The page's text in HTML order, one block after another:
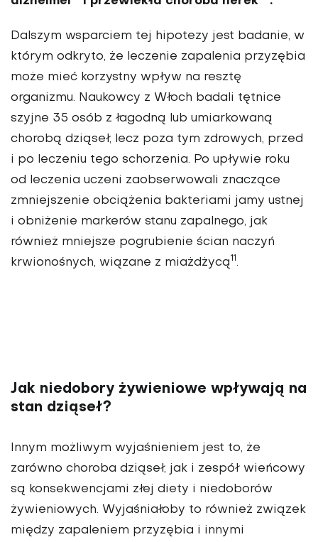
Dalszym wsparciem tej hipotezy jest badanie, w
którym odkryto, że leczenie zapalenia przyzę­bia
może mieć korzystny wpływ na resztę
organizmu. Naukowcy z Włoch badali tętnice
szyjne 35 osób z łagodną lub umiarkowaną
chorobą dziąseł, lecz poza tym zdro­wych, przed
i po leczeniu tego scho­rzenia. Po upływie roku
od leczenia uczeni zaobserwowali znaczące
zmniejszenie obciążenia bakteriami jamy ustnej
i obniżenie markerów stanu zapalnego, jak
również mniej­sze pogrubienie ścian naczyń
krwio­nośnych, wiązane z miażdżycą11 .
Jak niedobory żywieniowe wpływają na
stan dziąseł?
Innym możliwym wyjaśnieniem jest to, że
zarówno choroba dziąseł, jak i zespół wieńcowy
są konse­kwencjami złej diety i niedobo­rów
żywieniowych. Wyjaśniałoby to również związek
między zapaleniem przyzębia i innymi